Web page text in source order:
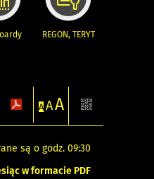
REGON, TERYT
A AA
są o godz. 09:30
w formacie PDF